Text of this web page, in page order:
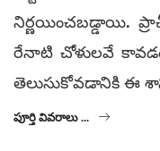
నిర్ణయించబడ్డాయి.
రేనాటి చోళులవే
తెలుసుకోవడానికి ఈ
పూర్తి వివరాలు ...